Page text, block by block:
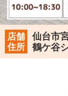
店舗
住所
仙台市
鶴ケ谷